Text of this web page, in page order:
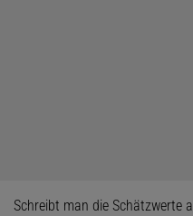
Schreibt man die Schätzwerte